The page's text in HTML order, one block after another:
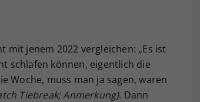
jenem 2022 vergleichen: „Es ist
schlafen können, eigentlich die
Woche, muss man ja sagen, waren
Tiebreak; Anmerkung). Dann